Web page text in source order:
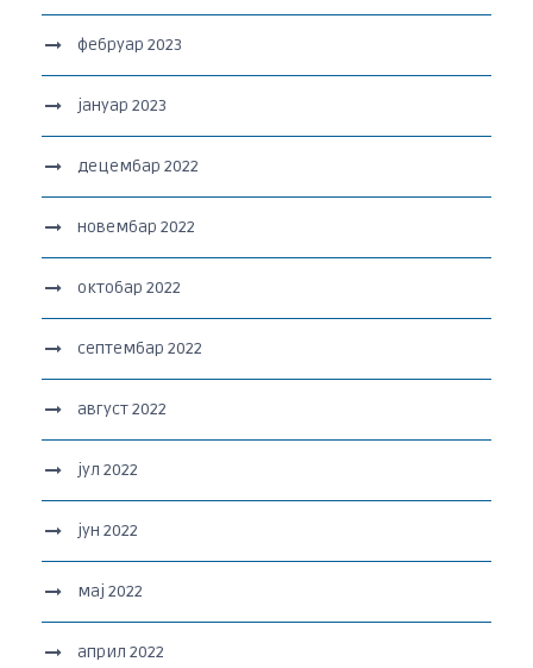
фебруар 2023
јануар 2023
децембар 2022
новембар 2022
октобар 2022
септембар 2022
август 2022
јул 2022
јун 2022
мај 2022
април 2022